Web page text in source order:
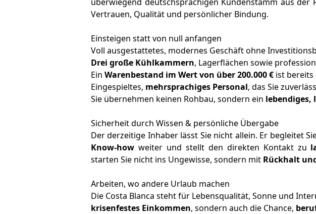
Vertrauen, Qualität und persönlicher Bindung.
Einsteigen statt von null anfangen
Voll ausgestattetes, modernes Geschäft ohne
Drei große Kühlkammern, Lagerflächen sowie
Ein Warenbestand im Wert von über 200.000 € ist
Eingespieltes, mehrsprachiges Personal, das Sie
Sie übernehmen keinen Rohbau, sondern ein lebendiges,
Sicherheit durch Wissen & persönliche Übergabe
Der derzeitige Inhaber lässt Sie nicht allein. Er begleitet
Know-how weiter und stellt den direkten Kontakt zu
starten Sie nicht ins Ungewisse, sondern mit Rückhalt
Arbeiten, wo andere Urlaub machen
Die Costa Blanca steht für Lebensqualität, Sonne und
krisenfestes Einkommen, sondern auch die Chance,